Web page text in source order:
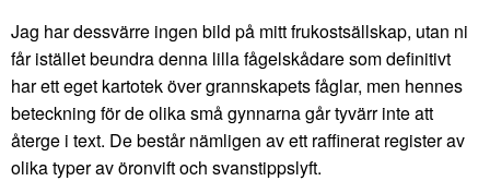
Jag har dessvärre ingen bild på mitt frukostsällskap, utan ni
får istället beundra denna lilla fågelskådare som definitivt
har ett eget kartotek över grannskapets fåglar, men hennes
beteckning för de olika små gynnarna går tyvärr inte att
återge i text. De består nämligen av ett raffinerat register av
olika typer av öronvift och svanstippslyft.